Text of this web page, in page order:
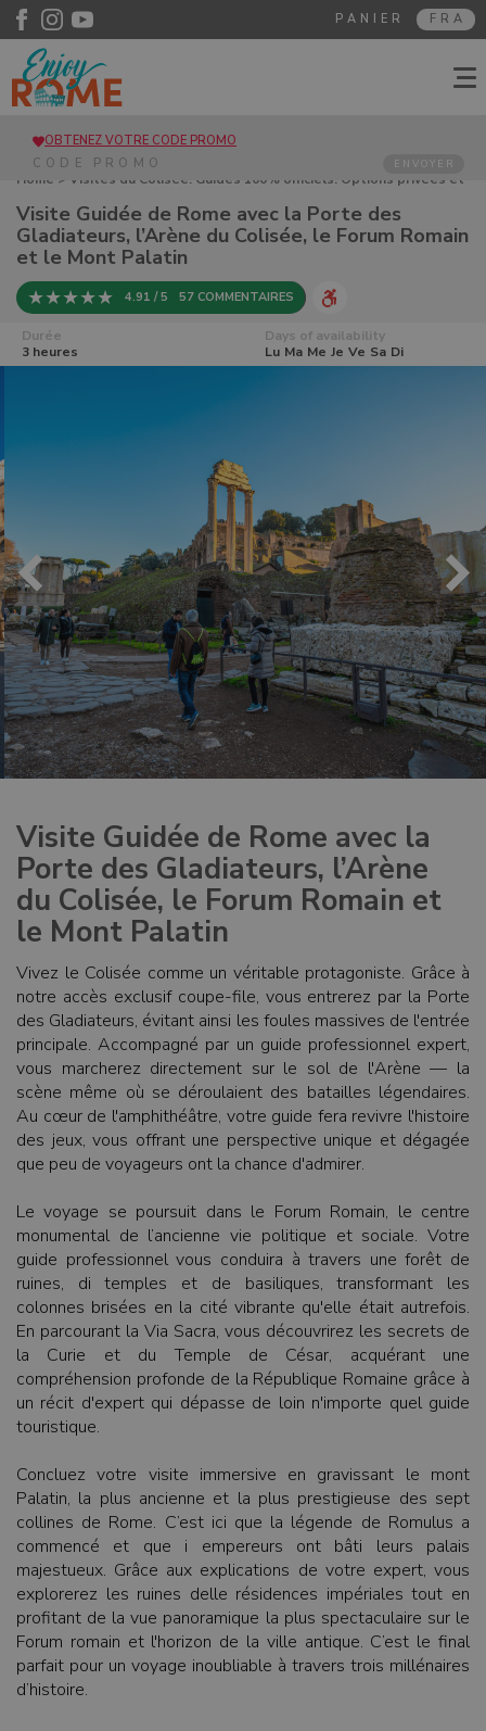
FRA
PANIER
OBTENEZ VOTRE CODE PROMO
ENVOYER
Home > Visites du Colisée. Guides 100% officiels. Options privées et
l’Arène du Colisée, le Forum Romain et le Mont Palatin
Visite Guidée de Rome avec la Porte des
Gladiateurs, l’Arène du Colisée, le Forum Romain
et le Mont Palatin
4.91 / 5 57 COMMENTAIRES
Days of availability
Lu Ma Me Je Ve Sa Di
Durée
3 heures
Visite Guidée de Rome avec la
Porte des Gladiateurs, l’Arène
du Colisée, le Forum Romain et
le Mont Palatin
Vivez le Colisée comme un véritable protagoniste. Grâce à
notre accès exclusif coupe-file, vous entrerez par la Porte
des Gladiateurs, évitant ainsi les foules massives de l'entrée
principale. Accompagné par un guide professionnel expert,
vous marcherez directement sur le sol de l'Arène — la
scène même où se déroulaient des batailles légendaires.
Au cœur de l'amphithéâtre, votre guide fera revivre l'histoire
des jeux, vous offrant une perspective unique et dégagée
que peu de voyageurs ont la chance d'admirer.
Le voyage se poursuit dans le Forum Romain, le centre
monumental de l’ancienne vie politique et sociale. Votre
guide professionnel vous conduira à travers une forêt de
ruines, di temples et de basiliques, transformant les
colonnes brisées en la cité vibrante qu'elle était autrefois.
En parcourant la Via Sacra, vous découvrirez les secrets de
la Curie et du Temple de César, acquérant une
compréhension profonde de la République Romaine grâce à
un récit d'expert qui dépasse de loin n'importe quel guide
touristique.
Concluez votre visite immersive en gravissant le mont
Palatin, la plus ancienne et la plus prestigieuse des sept
collines de Rome. C’est ici que la légende de Romulus a
commencé et que i empereurs ont bâti leurs palais
majestueux. Grâce aux explications de votre expert, vous
explorerez les ruines delle résidences impériales tout en
profitant de la vue panoramique la plus spectaculaire sur le
Forum romain et l'horizon de la ville antique. C’est le final
parfait pour un voyage inoubliable à travers trois millénaires
d’histoire.